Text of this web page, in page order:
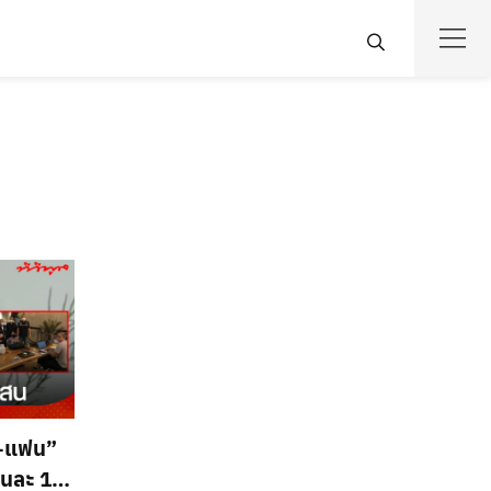
แฟน”
ละ 1